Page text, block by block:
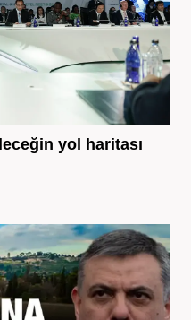
yol haritası